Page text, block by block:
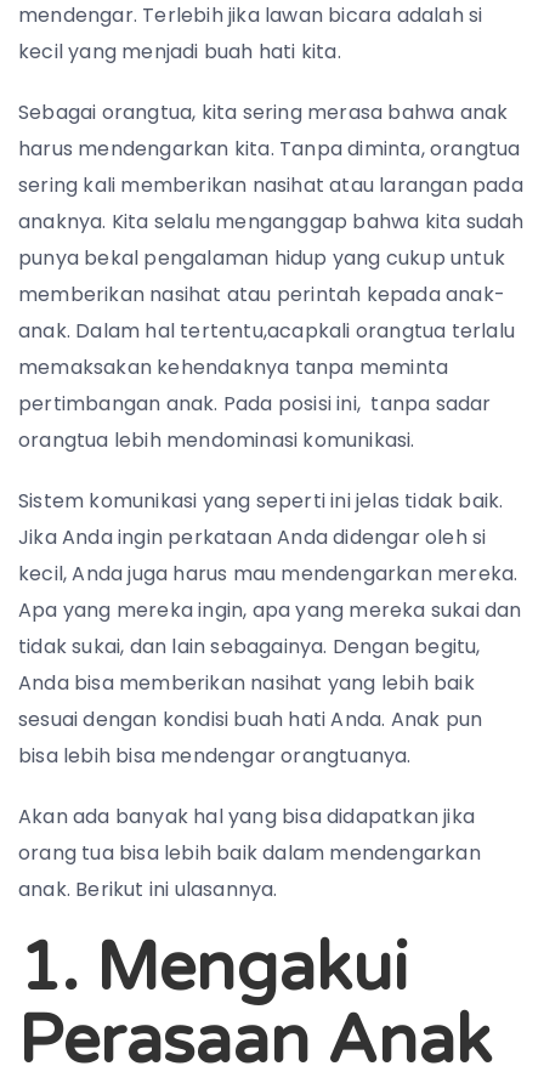
mendengar. Terlebih jika lawan bicara adalah si
kecil yang menjadi buah hati kita.
Sebagai orangtua, kita sering merasa bahwa anak
harus mendengarkan kita. Tanpa diminta, orangtua
sering kali memberikan nasihat atau larangan pada
anaknya. Kita selalu menganggap bahwa kita sudah
punya bekal pengalaman hidup yang cukup untuk
memberikan nasihat atau perintah kepada anak-
anak. Dalam hal tertentu,acapkali orangtua terlalu
memaksakan kehendaknya tanpa meminta
pertimbangan anak. Pada posisi ini, tanpa sadar
orangtua lebih mendominasi komunikasi.
Sistem komunikasi yang seperti ini jelas tidak baik.
Jika Anda ingin perkataan Anda didengar oleh si
kecil, Anda juga harus mau mendengarkan mereka.
Apa yang mereka ingin, apa yang mereka sukai dan
tidak sukai, dan lain sebagainya. Dengan begitu,
Anda bisa memberikan nasihat yang lebih baik
sesuai dengan kondisi buah hati Anda. Anak pun
bisa lebih bisa mendengar orangtuanya.
Akan ada banyak hal yang bisa didapatkan jika
orang tua bisa lebih baik dalam mendengarkan
anak. Berikut ini ulasannya.
1. Mengakui
Perasaan Anak